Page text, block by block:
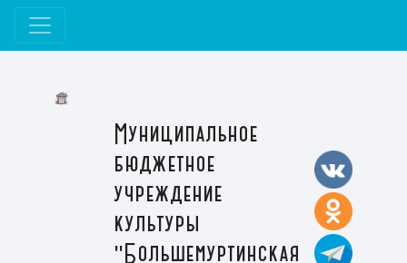
Муниципальное
бюджетное
учреждение
культуры
"Большемуртинская